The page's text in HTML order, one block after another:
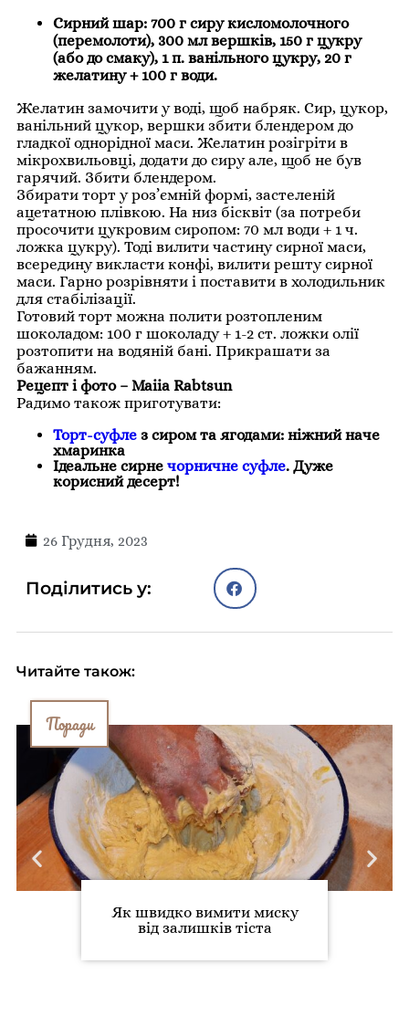
Сирний шар: 700 г сиру кисломолочного
(перемолоти), 300 мл вершків, 150 г цукру
(або до смаку), 1 п. ванільного цукру, 20 г
желатину + 100 г води.
Желатин замочити у воді, щоб набряк. Сир, цукор,
ванільний цукор, вершки збити блендером до
гладкої однорідної маси. Желатин розігріти в
мікрохвильовці, додати до сиру але, щоб не був
гарячий. Збити блендером.
Збирати торт у роз’ємній формі, застеленій
ацетатною плівкою. На низ бісквіт (за потреби
просочити цукровим сиропом: 70 мл води + 1 ч.
ложка цукру). Тоді вилити частину сирної маси,
всередину викласти конфі, вилити решту сирної
маси. Гарно розрівняти і поставити в холодильник
для стабілізації.
Готовий торт можна полити розтопленим
шоколадом: 100 г шоколаду + 1-2 ст. ложки олії
розтопити на водяній бані. Прикрашати за
бажанням.
Рецепт і фото – Maiia Rabtsun
Радимо також приготувати:
Торт-суфле з сиром та ягодами: ніжний наче
хмаринка
Ідеальне сирне чорничне суфле. Дуже
корисний десерт!
26 Грудня, 2023
Поділитись у:
Читайте також:
Поради
Як швидко вимити миску
від залишків тіста